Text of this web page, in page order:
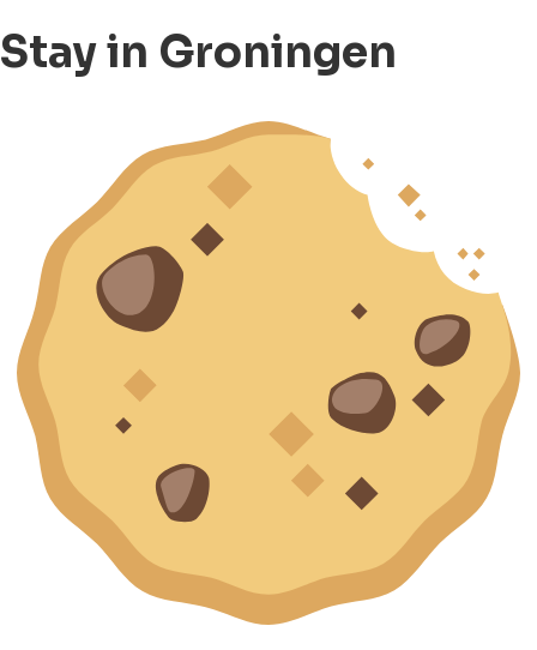
Stay in Groningen